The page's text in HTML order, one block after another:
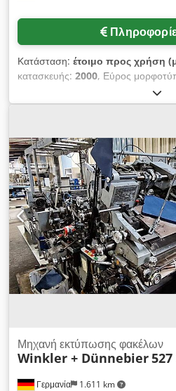
Κατάσταση: έτοιμο προς χρήση
κατασκευής: 2000, Εύρος
114x176mm/254x324mm,
114x127mm/270x360mm, Θήκες:
min/max: 114x178mm/
min/max: 114x178mm/
αποκόλληση και σφράγιση: 600/
400/λεπτό. Διαθέσιμη τεκμηρίωση.
επιθεώρηση. Dedpfx Amjv Rp R
Γερμανία 1.611 km
Μηχανή εκτύπωσης φακέλων
Winkler + Dünnebier527